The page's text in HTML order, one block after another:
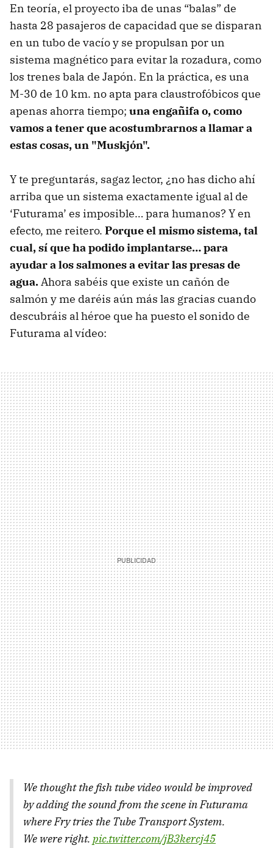
En teoría, el proyecto iba de unas “balas” de
hasta 28 pasajeros de capacidad que se disparan
en un tubo de vacío y se propulsan por un
sistema magnético para evitar la rozadura, como
los trenes bala de Japón. En la práctica, es una
M-30 de 10 km. no apta para claustrofóbicos que
apenas ahorra tiempo; una engañifa o, como
vamos a tener que acostumbrarnos a llamar a
estas cosas, un "Muskjón".
Y te preguntarás, sagaz lector, ¿no has dicho ahí
arriba que un sistema exactamente igual al de
‘Futurama’ es imposible… para humanos? Y en
efecto, me reitero. Porque el mismo sistema, tal
cual, sí que ha podido implantarse… para
ayudar a los salmones a evitar las presas de
agua.Ahora sabéis que existe un cañón de
salmón y me daréis aún más las gracias cuando
descubráis al héroe que ha puesto el sonido de
Futurama al vídeo:
We thought the fish tube video would be improved
by adding the sound from the scene in Futurama
where Fry tries the Tube Transport System.
We were right. pic.twitter.com/jB3kercj45